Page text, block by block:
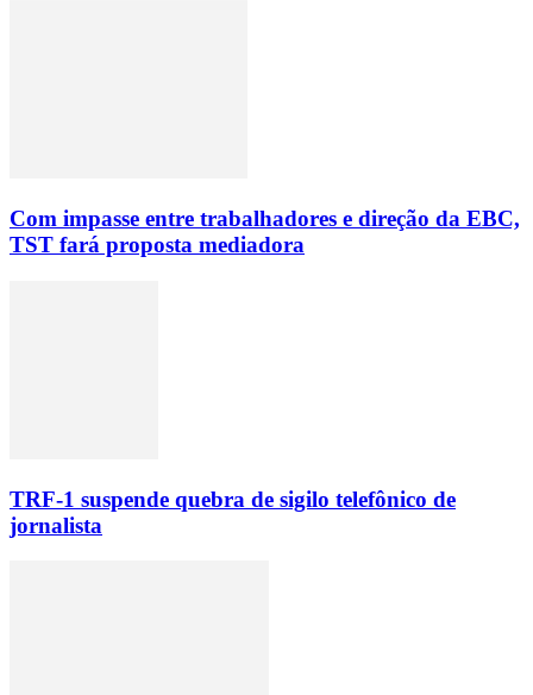
Com impasse entre trabalhadores e direção da EBC,
TST fará proposta mediadora
TRF-1 suspende quebra de sigilo telefônico de
jornalista